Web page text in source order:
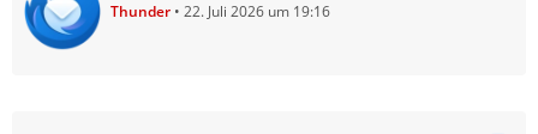
Thunder 22. Juli 2026 um 19:16